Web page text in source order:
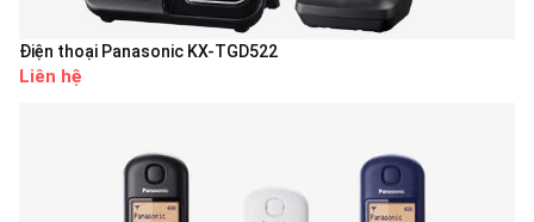
Điện thoại Panasonic KX-TGD522
Liên hệ